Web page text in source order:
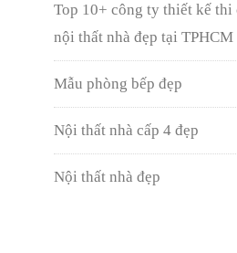
Top 10+ công ty thiết kế thi
nội thất nhà đẹp tại TPHCM
Mẫu phòng bếp đẹp
Nội thất nhà cấp 4 đẹp
Nội thất nhà đẹp